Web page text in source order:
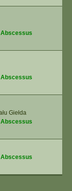
Abscessus
Abscessus
Giełda
Abscessus
Abscessus